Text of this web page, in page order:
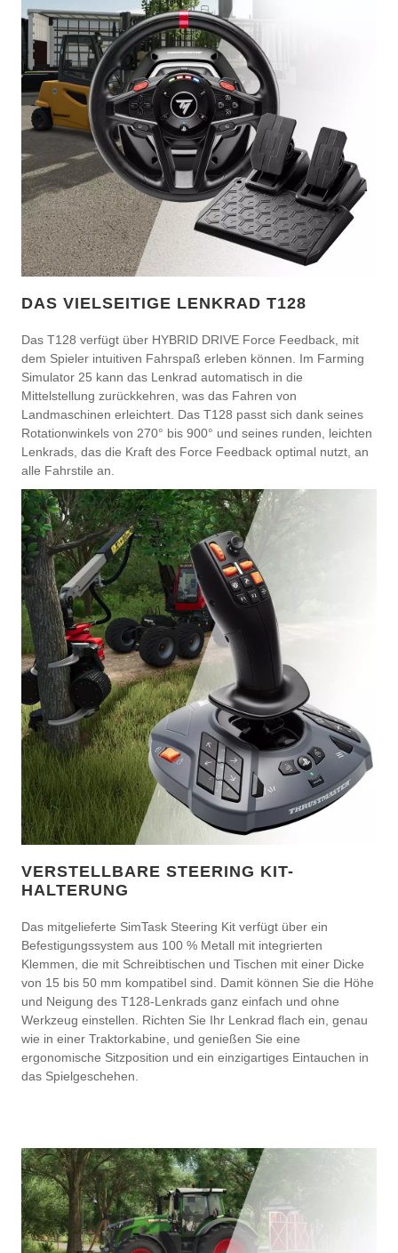
DAS VIELSEITIGE LENKRAD T128
Das T128 verfügt über HYBRID DRIVE Force Feedback, mit
dem Spieler intuitiven Fahrspaß erleben können. Im Farming
Simulator 25 kann das Lenkrad automatisch in die
Mittelstellung zurückkehren, was das Fahren von
Landmaschinen erleichtert. Das T128 passt sich dank seines
Rotationwinkels von 270° bis 900° und seines runden, leichten
Lenkrads, das die Kraft des Force Feedback optimal nutzt, an
alle Fahrstile an.
VERSTELLBARE STEERING KIT-
HALTERUNG
Das mitgelieferte SimTask Steering Kit verfügt über ein
Befestigungssystem aus 100 % Metall mit integrierten
Klemmen, die mit Schreibtischen und Tischen mit einer Dicke
von 15 bis 50 mm kompatibel sind. Damit können Sie die Höhe
und Neigung des T128-Lenkrads ganz einfach und ohne
Werkzeug einstellen. Richten Sie Ihr Lenkrad flach ein, genau
wie in einer Traktorkabine, und genießen Sie eine
ergonomische Sitzposition und ein einzigartiges Eintauchen in
das Spielgeschehen.